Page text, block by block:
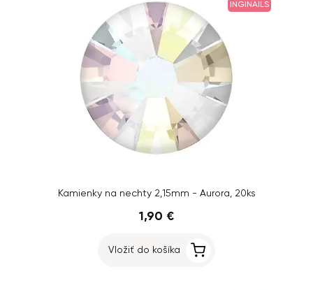
INGINAILS
Kamienky na nechty 2,15mm - Aurora, 20ks
1,90 €
Vložiť do košíka